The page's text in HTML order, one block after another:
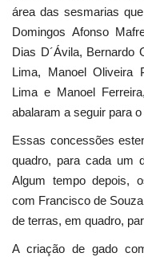
área das sesmarias
Domingos Afonso
Dias D´Ávila, Bernardo
Lima, Manoel Oliveira
Lima e Manoel
abalaram a seguir para
Essas concessões
quadro, para cada um
Algum tempo depois,
com Francisco de
de terras, em quadro,
A criação de gado